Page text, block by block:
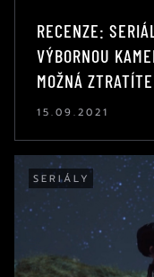
RECENZE:
VÝBORNOU
MOŽNÁ ZTRATÍTE
15.09.2021
SERIÁLY